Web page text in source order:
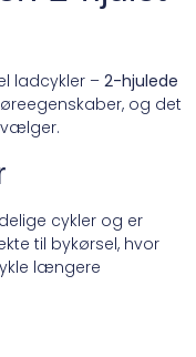
ladcykler – 2-hjulede
og det
vælger.
cykler og er
til bykørsel, hvor
længere